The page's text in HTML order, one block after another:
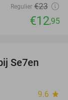
Regulier €23
€12,95
41%
Se7en
9.6 star